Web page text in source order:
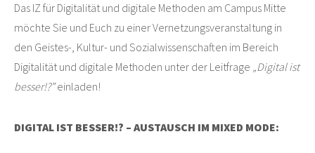
Das IZ für Digitalität und digitale Methoden am Campus Mitte
möchte Sie und Euch zu einer Vernetzungsveranstaltung in
den Geistes-, Kultur- und Sozialwissenschaften im Bereich
Digitalität und digitale Methoden unter der Leitfrage „Digital ist
besser!?”einladen!
DIGITAL IST BESSER!? – AUSTAUSCH IM MIXED MODE: